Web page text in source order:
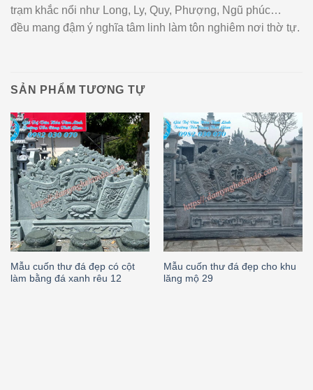
trạm khắc nổi như Long, Ly, Quy, Phượng, Ngũ phúc…
đều mang đậm ý nghĩa tâm linh làm tôn nghiêm nơi thờ tự.
SẢN PHẨM TƯƠNG TỰ
Mẫu cuốn thư đá đẹp có cột
làm bằng đá xanh rêu 12
Mẫu cuốn thư đá đẹp cho khu
lăng mộ 29